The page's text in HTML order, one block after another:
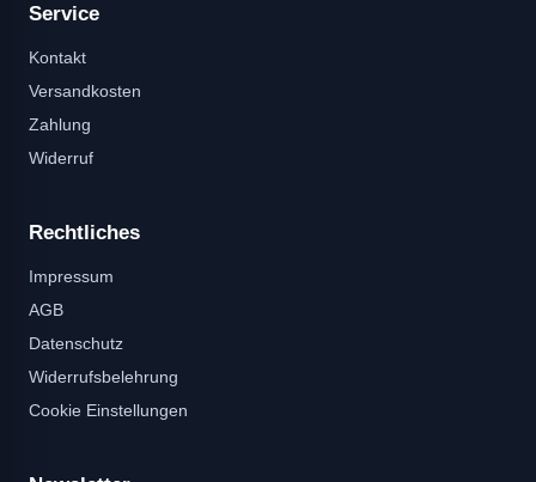
Service
Kontakt
Versandkosten
Zahlung
Widerruf
Rechtliches
Impressum
AGB
Datenschutz
Widerrufsbelehrung
Cookie Einstellungen